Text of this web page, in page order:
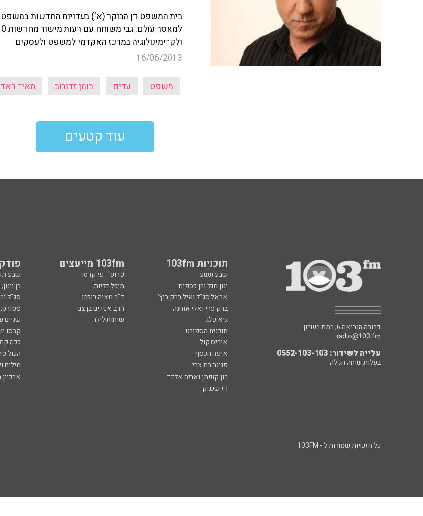
בית המשפט דן הבוקר (א') בעדויות החדשות במשפט
ולקרימינולוגיה במרכז האקדמי למשפט ולעסקים
16/06/2013
משפט עדים רומן זדורוב תאיר
עוד קטעים
תוכניות 103fm 103fm מייעצים
שבע תשע פרופ' רפי קרסו שבע
ינון מגל ובן כספית
מיכל דליות בן
אראל סג"ל ואיל ברקוביץ'
ד"ר מאיה רוזמן סג"ל
ברק סרי ואלי אוחנה
הרב אפרים בן צבי
גיא פלג
שיחות לילה שניים
תוכנית הספורט
קרסו
איריס קול
ככה
איפה הכסף
הכול
פנינה בת צבי
מילים
רון קופמן ואריה אלדד
ארכיון 103fm
רז שכניק
דבורה הנביאה 6, רמת השרון
radio@103.fm
עלייה לשידור: 0552-103-103
בעלות שיחה רגילה
כל הזכויות שמורות ל - 103FM